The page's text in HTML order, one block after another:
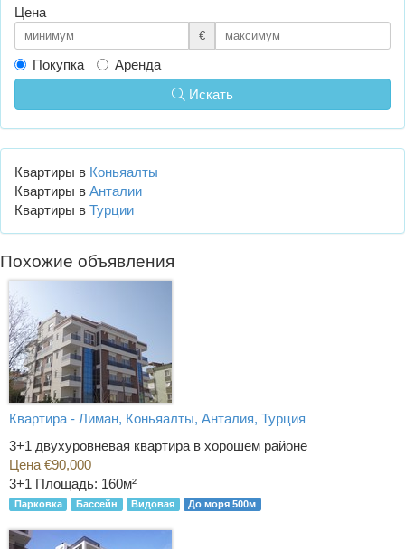
Цена
€
Покупка
Аренда
Искать
Квартиры в Коньяалты
Квартиры в Анталии
Квартиры в Турции
Похожие объявления
Квартира - Лиман, Коньяалты, Анталия, Турция
3+1 двухуровневая квартира в хорошем районе
Цена €90,000
3+1 Площадь: 160м²
Парковка Бассейн Видовая До моря 500м